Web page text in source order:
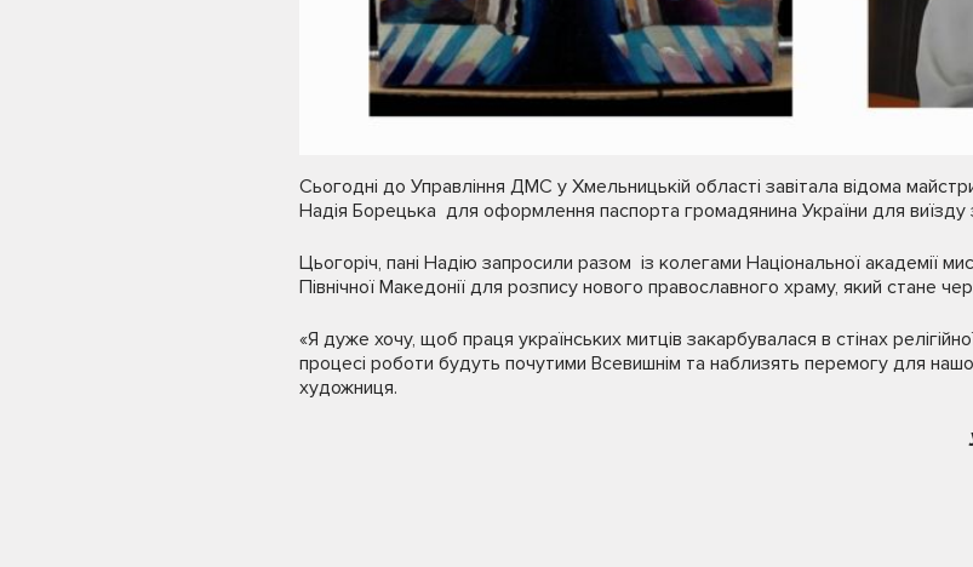
Сьогодні до Управління ДМС у Хмельницькій області завітала відома
Надія Борецька для оформлення паспорта громадянина України для виїзду
Цьогоріч, пані Надію запросили разом із колегами Національної академії
Північної Македонії для розпису нового православного храму, який стане
«Я дуже хочу, щоб праця українських митців закарбувалася в стінах
процесі роботи будуть почутими Всевишнім та наблизять перемогу для
художниця.